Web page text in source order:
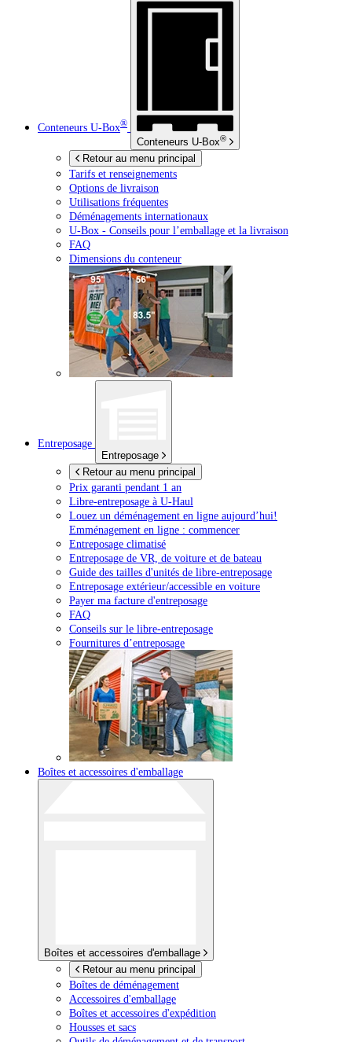
Conteneurs U-Box®
Conteneurs U-Box®
Retour au menu principal
Tarifs et renseignements
Options de livraison
Utilisations fréquentes
Déménagements internationaux
U-Box - Conseils pour l’emballage et la livraison
FAQ
Dimensions du conteneur
Entreposage
Entreposage
Retour au menu principal
Prix garanti pendant 1 an
Libre-entreposage à U-Haul
Louez un déménagement en ligne aujourd’hui!
Emménagement en ligne : commencer
Entreposage climatisé
Entreposage de VR, de voiture et de bateau
Guide des tailles d'unités de libre-entreposage
Entreposage extérieur/accessible en voiture
Payer ma facture d'entreposage
FAQ
Conseils sur le libre-entreposage
Fournitures d’entreposage
Boîtes et accessoires d'emballage
Boîtes et accessoires d'emballage
Retour au menu principal
Boîtes de déménagement
Accessoires d'emballage
Boîtes et accessoires d'expédition
Housses et sacs